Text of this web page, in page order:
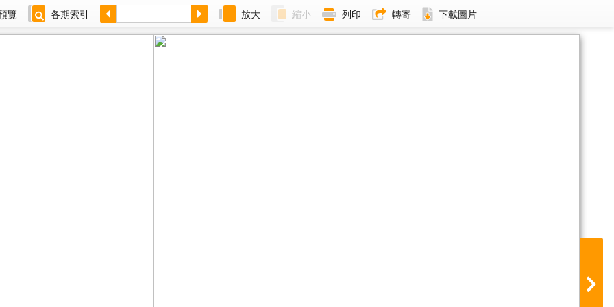
覽 各期索引 放大 縮小 列印 轉寄 下載圖片